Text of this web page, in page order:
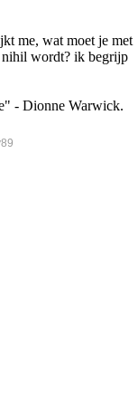
me, wat moet je met
nihil wordt? ik begrijp
- Dionne Warwick.